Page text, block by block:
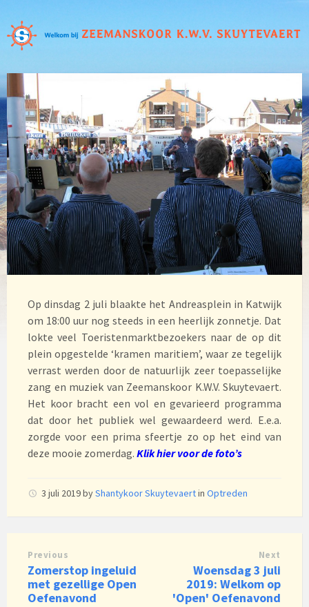
Op dinsdag 2 juli blaakte het Andreasplein in Katwijk
om 18:00 uur nog steeds in een heerlijk zonnetje. Dat
lokte veel Toeristenmarktbezoekers naar de op dit
plein opgestelde ‘kramen maritiem’, waar ze tegelijk
verrast werden door de natuurlijk zeer toepasselijke
zang en muziek van Zeemanskoor K.W.V. Skuytevaert.
Het koor bracht een vol en gevarieerd programma
dat door het publiek wel gewaardeerd werd. E.e.a.
zorgde voor een prima sfeertje zo op het eind van
deze mooie zomerdag. Klik hier voor de foto’s
3 juli 2019byShantykoor Skuytevaertin Optreden
Previous
Zomerstop ingeluid
met gezellige Open
Oefenavond
Next
Woensdag 3 juli
2019: Welkom op
'Open' Oefenavond